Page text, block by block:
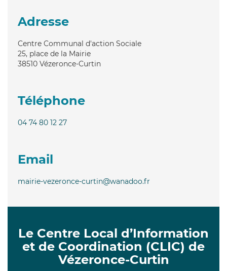
Adresse
Centre Communal d'action Sociale
25, place de la Mairie
38510 Vézeronce-Curtin
Téléphone
04 74 80 12 27
Email
mairie-vezeronce-curtin@wanadoo.fr
Le Centre Local d’Information
et de Coordination (CLIC) de
Vézeronce-Curtin